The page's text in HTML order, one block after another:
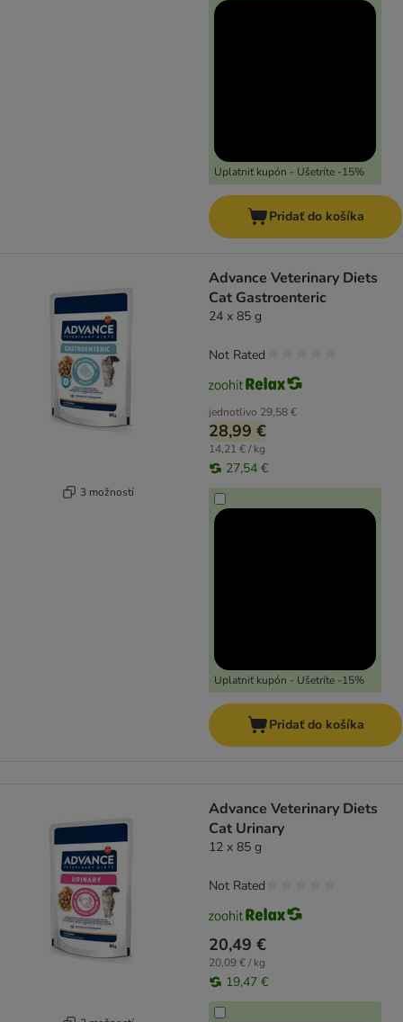
Uplatniť kupón - Ušetríte -15%
Pridať do košíka
3 možností
Advance Veterinary Diets
Cat Gastroenteric
24 x 85 g
jednotlivo 29,58 €
28,99 €
14,21 € / kg
27,54 €
Uplatniť kupón - Ušetríte -15%
Not Rated
Pridať do košíka
Advance Veterinary Diets
Cat Urinary
12 x 85 g
20,49 €
20,09 € / kg
19,47 €
Not Rated